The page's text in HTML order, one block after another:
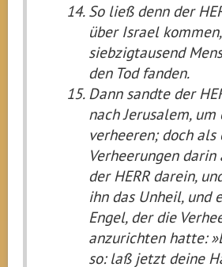
So ließ denn der
über Israel
siebzigtausend
den Tod fanden.
Dann sandte der
nach Jerusalem, um
verheeren; doch als
Verheerungen
der HERR darein,
ihn das Unheil, und
Engel, der die
anzurichten hatte:
so: laß jetzt deine